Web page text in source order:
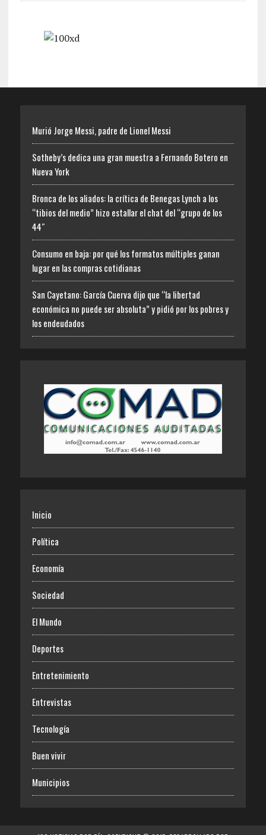
Murió Jorge Messi, padre de Lionel Messi
Sotheby’s dedica una gran muestra a Fernando Botero en
Nueva York
Bronca de los aliados: la crítica de Benegas Lynch a los
“tibios del medio” hizo estallar el chat del “grupo de los
44″
Consumo en baja: por qué los formatos múltiples ganan
lugar en las compras cotidianas
San Cayetano: García Cuerva dijo que “la libertad
económica no puede ser absoluta” y pidió por los pobres y
los endeudados
Inicio
Política
Economía
Sociedad
El Mundo
Deportes
Entretenimiento
Entrevistas
Tecnología
Buen vivir
Municipios